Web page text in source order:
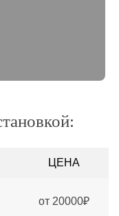
ЦЕНА
от 20000₽